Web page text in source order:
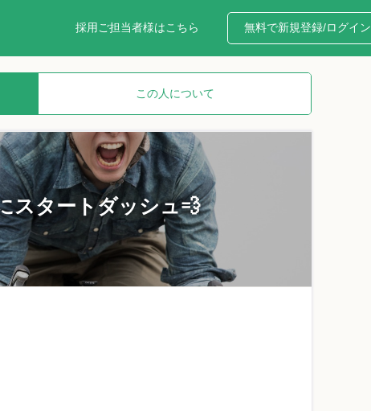
無料で新規登録/ログイン
採用ご担当者様はこちら
この人について
スタートダッシュ💨